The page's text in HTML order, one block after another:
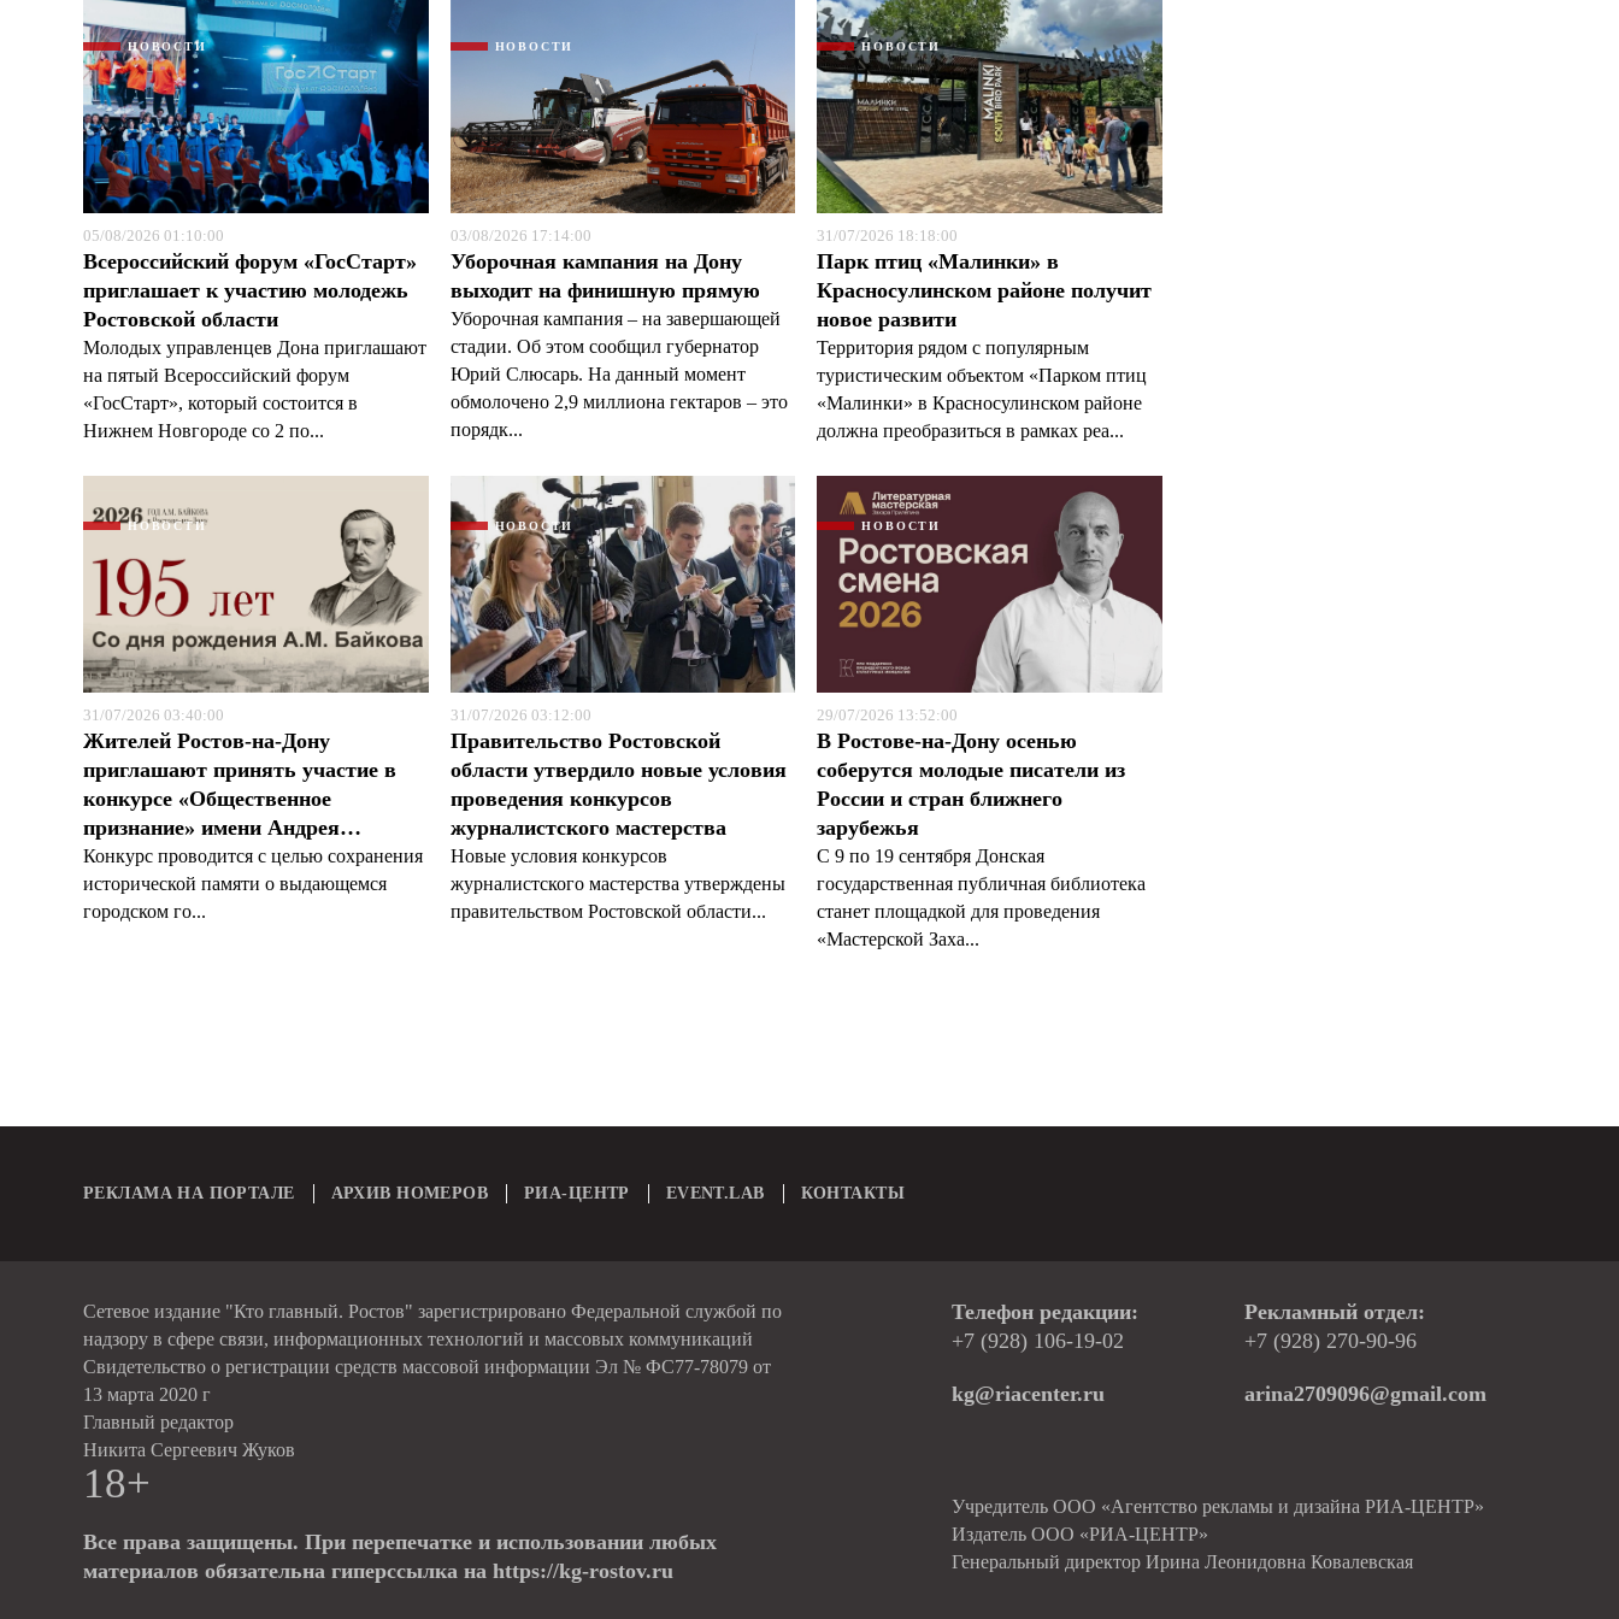
НОВОСТИ
05/08/2026 01:10:00
Всероссийский форум «ГосСтарт»
приглашает к участию молодежь
Ростовской области
Молодых управленцев Дона приглашают
на пятый Всероссийский форум
«ГосСтарт», который состоится в
Нижнем Новгороде со 2 по...
НОВОСТИ
03/08/2026 17:14:00
Уборочная кампания на Дону
выходит на финишную прямую
Уборочная кампания – на завершающей
стадии. Об этом сообщил губернатор
Юрий Слюсарь. На данный момент
обмолочено 2,9 миллиона гектаров – это
порядк...
НОВОСТИ
31/07/2026 18:18:00
Парк птиц «Малинки» в
Красносулинском районе получит
новое развити
Территория рядом с популярным
туристическим объектом «Парком птиц
«Малинки» в Красносулинском районе
должна преобразиться в рамках реа...
НОВОСТИ
31/07/2026 03:40:00
Жителей Ростов-на-Дону
приглашают принять участие в
конкурсе «Общественное
признание» имени Андрея…
Конкурс проводится с целью сохранения
исторической памяти о выдающемся
городском го...
НОВОСТИ
31/07/2026 03:12:00
Правительство Ростовской
области утвердило новые условия
проведения конкурсов
журналистского мастерства
Новые условия конкурсов
журналистского мастерства утверждены
правительством Ростовской области...
НОВОСТИ
29/07/2026 13:52:00
В Ростове-на-Дону осенью
соберутся молодые писатели из
России и стран ближнего
зарубежья
С 9 по 19 сентября Донская
государственная публичная библиотека
станет площадкой для проведения
«Мастерской Заха...
РЕКЛАМА НА ПОРТАЛЕ АРХИВ НОМЕРОВ РИА-ЦЕНТР EVENT.LAB КОНТАКТЫ
Сетевое издание "Кто главный. Ростов" зарегистрировано Федеральной службой по
надзору в сфере связи, информационных технологий и массовых коммуникаций
Свидетельство о регистрации средств массовой информации Эл № ФС77-78079 от
13 марта 2020 г
Главный редактор
Никита Сергеевич Жуков
18+
Все права защищены. При перепечатке и использовании любых
материалов обязательна гиперссылка на https://kg-rostov.ru
Телефон редакции:
+7 (928) 106-19-02
kg@riacenter.ru
Рекламный отдел:
+7 (928) 270-90-96
arina2709096@gmail.com
Учредитель ООО «Агентство рекламы и дизайна РИА-ЦЕНТР»
Издатель ООО «РИА-ЦЕНТР»
Генеральный директор Ирина Леонидовна Ковалевская